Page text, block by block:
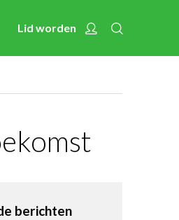
Lid worden Account
berichten
Jobs in de sector